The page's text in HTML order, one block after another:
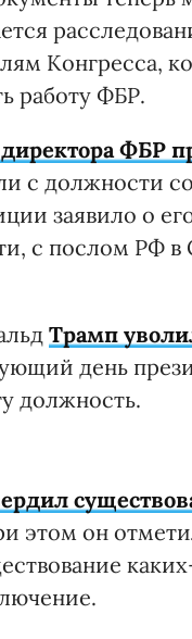
Конгресса,
работу ФБР.
ФБР
с должности
заявило о
с послом РФ
Трамп
день
должность.
этом он